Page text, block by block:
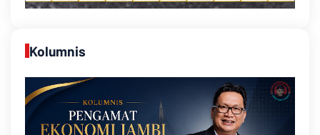
Kolumnis